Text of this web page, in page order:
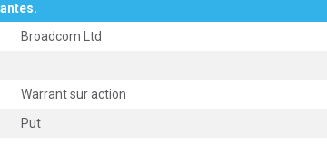
Broadcom Ltd
Warrant sur action
Put